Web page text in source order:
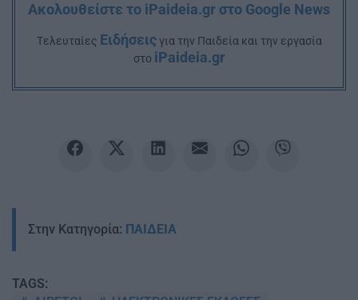
Ακολουθείστε το iPaideia.gr στο Google News
Tελευταίες Ειδήσειςγια την Παιδεία και την εργασία
στο iPaideia.gr
Στην Κατηγορία: ΠΑΙΔΕΙΑ
TAGS: